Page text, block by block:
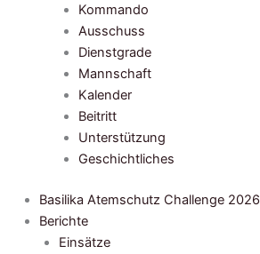
Kommando
Ausschuss
Dienstgrade
Mannschaft
Kalender
Beitritt
Unterstützung
Geschichtliches
Basilika Atemschutz Challenge 2026
Berichte
Einsätze